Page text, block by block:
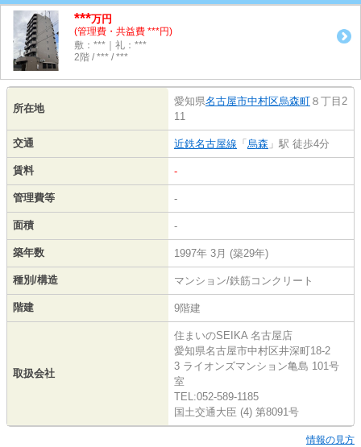
***万円
(管理費・共益費 ***円)
敷：***｜礼：***
2階 / *** / ***
所在地
愛知県名古屋市中村区烏森町 ８丁目2
11
交通 近鉄名古屋線 「 烏森 」駅 徒歩4分
賃料 -
管理費等 -
面積 -
築年数 1997年 3月 (築29年)
種別/構造 マンション/鉄筋コンクリート
階建 9階建
取扱会社
住まいのSEIKA 名古屋店
愛知県名古屋市中村区井深町18-2
3 ライオンズマンション亀島 101号
室
TEL:052-589-1185
国土交通大臣 (4) 第8091号
情報の見方